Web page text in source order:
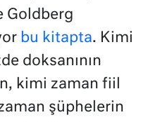
Goldberg
bu kitapta. Kimi
doksanının
kimi zaman fiil
şüphelerin